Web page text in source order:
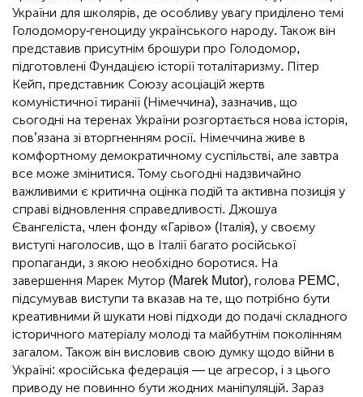
України для школярів, де особливу увагу приділено темі
Голодомору-геноциду українського народу. Також він
представив присутнім брошури про Голодомор,
підготовлені Фундацією історії тоталітаризму. Пітер
Кейп, представник Союзу асоціацій жертв
комуністичної тиранії (Німеччина), зазначив, що
сьогодні на теренах України розгортається нова історія,
пов’язана зі вторгненням росії. Німеччина живе в
комфортному демократичному суспільстві, але завтра
все може змінитися. Тому сьогодні надзвичайно
важливими є критична оцінка подій та активна позиція у
справі відновлення справедливості. Джошуа
Євангеліста, член фонду «Гаріво» (Італія), у своєму
виступі наголосив, що в Італії багато російської
пропаганди, з якою необхідно боротися. На
завершення Марек Мутор (Marek Mutor), голова PEMC,
підсумував виступи та вказав на те, що потрібно бути
креативними й шукати нові підходи до подачі складного
історичного матеріалу молоді та майбутнім поколінням
загалом. Також він висловив свою думку щодо війни в
Україні: «російська федерація — це агресор, і з цього
приводу не повинно бути жодних маніпуляцій. Зараз